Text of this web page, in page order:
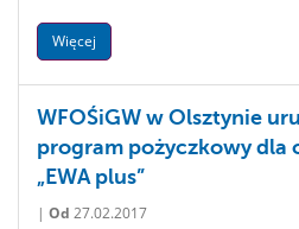
Więcej
WFOŚiGW w Olsztynie
program pożyczkowy dla
„EWA plus”
| Od 27.02.2017